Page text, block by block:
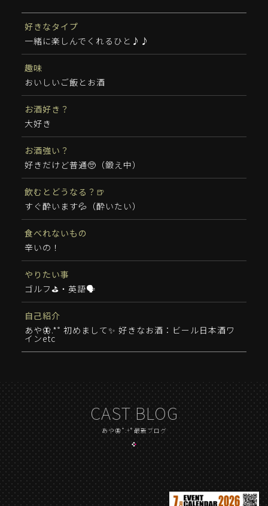
好きなタイプ
一緒に楽しんでくれるひと♪♪
趣味
おいしいご飯とお酒
お酒好き？
大好き
お酒強い？
好きだけど普通🥺（鍛え中）
飲むとどうなる？🍺
すぐ酔います💦（酔いたい）
食べれないもの
辛いの！
やりたい事
ゴルフ⛳️・英語🗣️
自己紹介
あや🦋.*˚ 初めまして✨️ 好きなお酒：ビール日本酒ワ
インetc
CAST BLOG
あや🦋*.+ﾟ最新ブログ